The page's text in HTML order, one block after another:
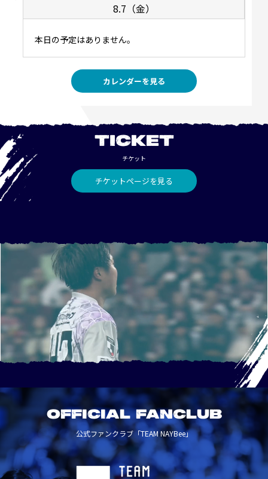
8.7（金）
本日の予定はありません。
カレンダーを見る
TICKET
チケット
チケットページを見る
OFFICIAL FANCLUB
公式ファンクラブ「TEAM NAYBee」